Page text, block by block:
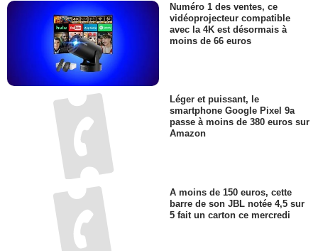
Numéro 1 des ventes, ce
vidéoprojecteur compatible
avec la 4K est désormais à
moins de 66 euros
Léger et puissant, le
smartphone Google Pixel 9a
passe à moins de 380 euros sur
Amazon
A moins de 150 euros, cette
barre de son JBL notée 4,5 sur
5 fait un carton ce mercredi